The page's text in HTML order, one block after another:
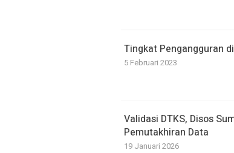
Tingkat Pengangguran
5 Februari 2023
Validasi DTKS, Disos
Pemutakhiran Data
19 Januari 2026